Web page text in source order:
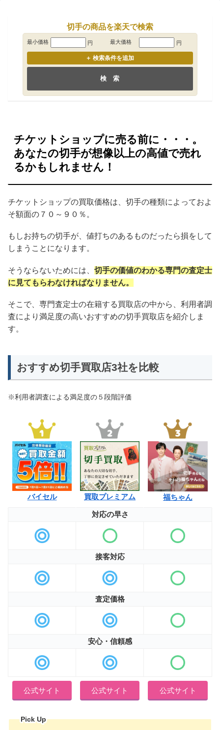
切手の商品を楽天で検索
最小価格 円 最大価格 円
あす楽
送料無料
レビュー
並び順
＋ 検索条件を追加
チケットショップに売る前に・・・。
あなたの切手が想像以上の高値で売れ
るかもしれません！
チケットショップの買取価格は、切手の種類によっておよ
そ額面の７０～９０％。
もしお持ちの切手が、値打ちのあるものだったら損をして
しまうことになります。
そうならないためには、 切手の価値のわかる専門の査定士
に見てもらわなければなりません。
そこで、専門査定士の在籍する買取店の中から、利用者調
査により満足度の高いおすすめの切手買取店を紹介しま
す。
おすすめ切手買取店3社を比較
※利用者調査による満足度の５段階評価
バイセル 買取プレミアム 福ちゃん
対応の早さ
接客対応
査定価格
安心・信頼感
公式サイト 公式サイト 公式サイト
Pick Up